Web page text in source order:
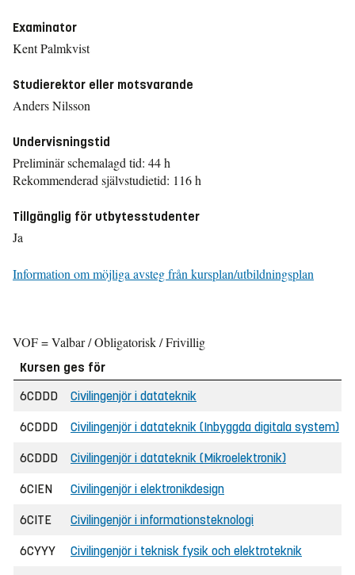
Examinator
Kent Palmkvist
Studierektor eller motsvarande
Anders Nilsson
Undervisningstid
Preliminär schemalagd tid: 44 h
Rekommenderad självstudietid: 116 h
Tillgänglig för utbytesstudenter
Ja
Information om möjliga avsteg från kursplan/utbildningsplan
VOF = Valbar / Obligatorisk / Frivillig
Kursen ges för
6CDDD
Civilingenjör i datateknik
6CDDD Civilingenjör i datateknik (Inbyggda digitala system)
6CDDD Civilingenjör i datateknik (Mikroelektronik)
6CIEN Civilingenjör i elektronikdesign
6CITE Civilingenjör i informationsteknologi
6CYYY Civilingenjör i teknisk fysik och elektroteknik